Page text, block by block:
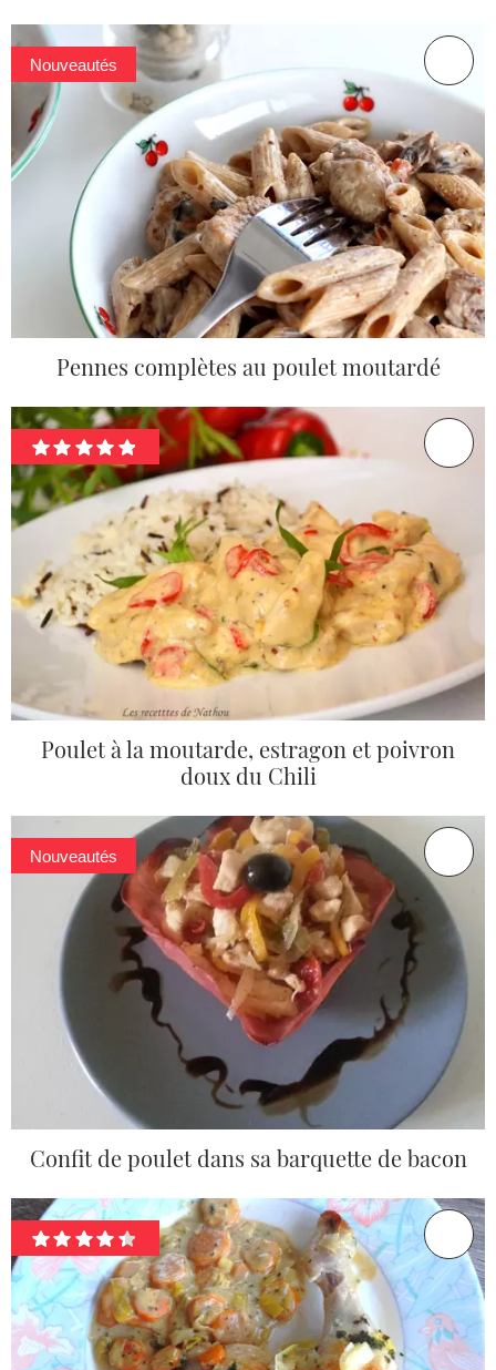
Nouveautés
Pennes complètes au poulet moutardé
Poulet à la moutarde, estragon et poivron
doux du Chili
Nouveautés
Confit de poulet dans sa barquette de bacon